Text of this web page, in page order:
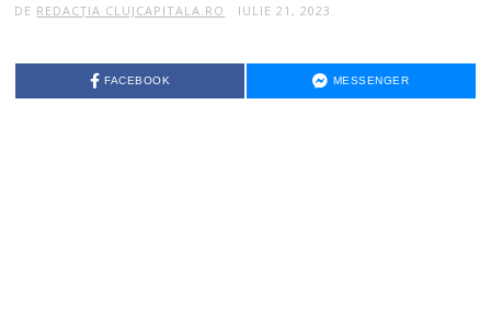
DE REDACȚIA CLUJCAPITALA.RO IULIE 21, 2023
FACEBOOK MESSENGER